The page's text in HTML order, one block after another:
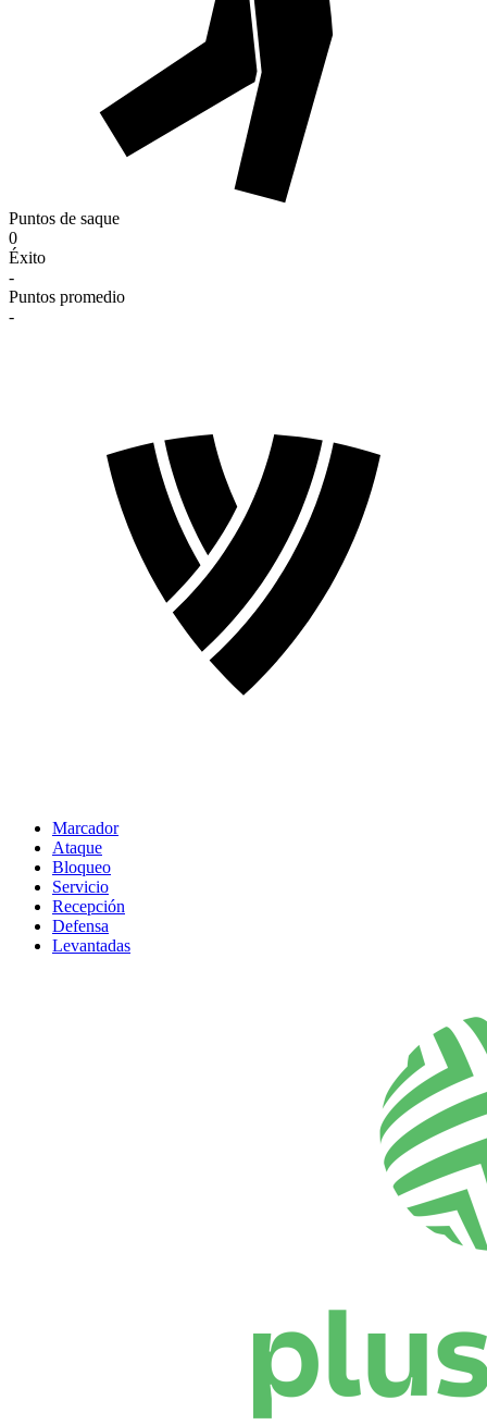
Puntos de saque
0
Éxito
-
Puntos promedio
-
Marcador
Ataque
Bloqueo
Servicio
Recepción
Defensa
Levantadas